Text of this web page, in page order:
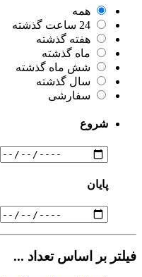
همه
24 ساعت گذشته
هفته گذشته
ماه گذشته
شش ماه گذشته
سال گذشته
سفارشی
شروع
پایان
فیلتر بر اساس تعداد ...